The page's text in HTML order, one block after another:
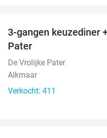
3-gangen keuzediner
Pater
De Vrolijke Pater
Alkmaar
Verkocht: 411